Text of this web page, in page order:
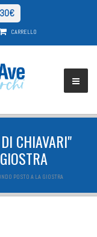
30€
CARRELLO
CHIAVARI"
POSTO A LA GIOSTRA